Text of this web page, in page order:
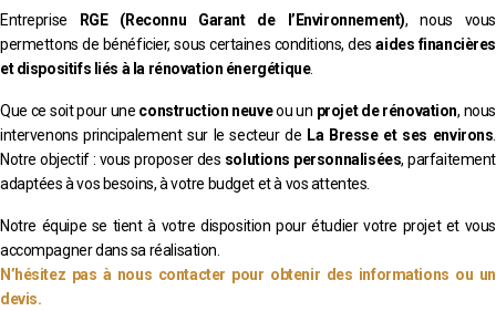
Entreprise RGE (Reconnu Garant de l’Environnement), nous vous
permettons de bénéficier, sous certaines conditions, desaides financières
et dispositifs liés à la rénovation énergétique.
Que ce soit pour une construction neuveou un projet de rénovation, nous
intervenons principalement sur le secteur de La Bresse et ses environs
Notre objectif : vous proposer des solutions personnalisées, parfaitement
adaptées à vos besoins, à votre budget et à vos attentes.
Notre équipe se tient à votre disposition pour étudier votre projet et vous
accompagner dans sa réalisation.
N’hésitez pas à nous contacter pour obtenir des informations ou un
devis.